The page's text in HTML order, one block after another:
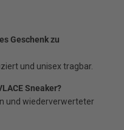
Geschenk zu
und unisex tragbar.
Sneaker?
und wiederverwerteter